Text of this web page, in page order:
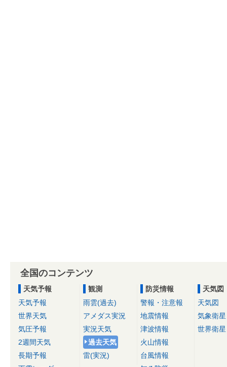
全国のコンテンツ
天気予報
天気予報
世界天気
気圧予報
2週間天気
長期予報
観測
雨雲(過去)
アメダス実況
実況天気
過去天気
雷(実況)
防災情報
警報・注意報
地震情報
津波情報
火山情報
台風情報
天気図
天気図
気象衛星
世界衛星